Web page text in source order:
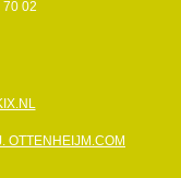
02
OTTENHEIJM.COM